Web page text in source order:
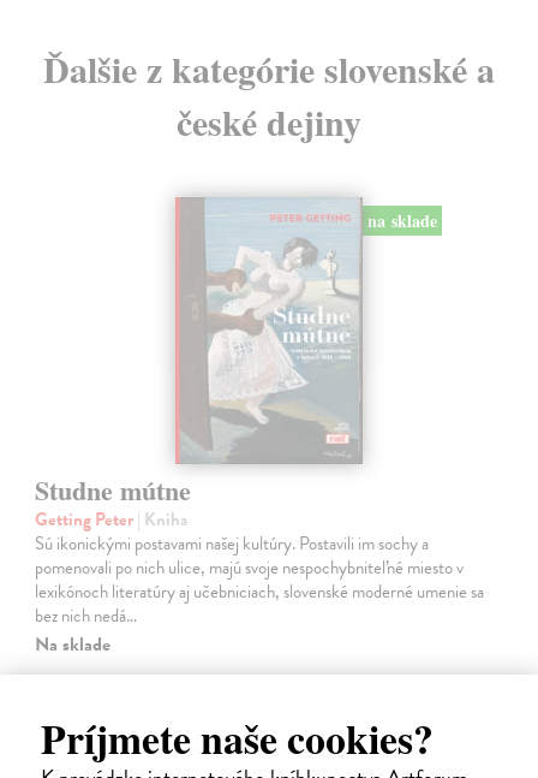
Príjmete naše cookies?
Ďalšie z kategórie slovenské a
české dejiny
na sklade
Studne mútne
Getting Peter| Kniha
Sú ikonickými postavami našej kultúry. Postavili im sochy a
pomenovali po nich ulice, majú svoje nespochybniteľné miesto v
lexikónoch literatúry aj učebniciach, slovenské moderné umenie sa
bez nich nedá…
Na sklade
24,90 € ?